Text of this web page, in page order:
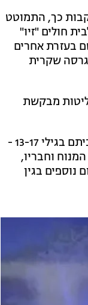
כך, התמוטט
חולים "זיו"
בעזרת אחרים
שקרית
מבקשת
מהמשטרה נמסר טרם הגשת כתב האישום, כי "במהלך החקירה נחקרו 115 מעורבים - מרביתם בגילי 13-17 -
וחבריו,
בגין